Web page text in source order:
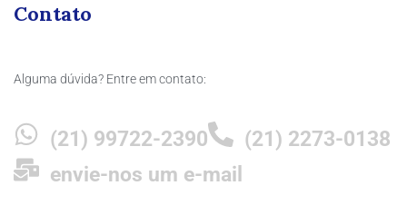
Contato
Alguma dúvida? Entre em contato:
(21) 99722-2390
(21) 2273-0138
envie-nos um e-mail